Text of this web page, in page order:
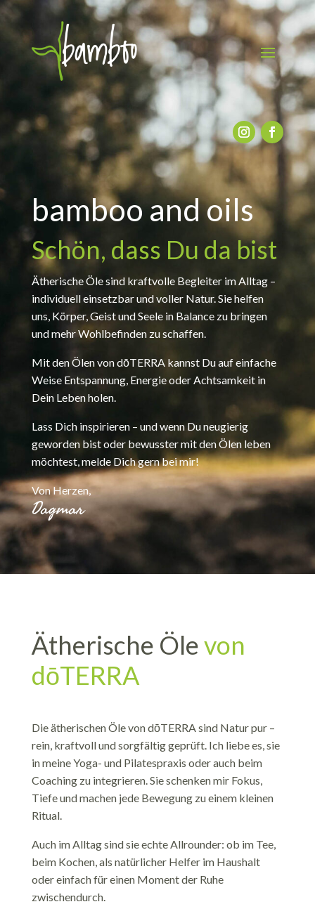
bamboo and oils
Schön, dass Du da bist
Ätherische Öle sind kraftvolle Begleiter im Alltag –
individuell einsetzbar und voller Natur. Sie helfen
uns, Körper, Geist und Seele in Balance zu bringen
und mehr Wohlbefinden zu schaffen.
Mit den Ölen von dōTERRA kannst Du auf einfache
Weise Entspannung, Energie oder Achtsamkeit in
Dein Leben holen.
Lass Dich inspirieren – und wenn Du neugierig
geworden bist oder bewusster mit den Ölen leben
möchtest, melde Dich gern bei mir!
Von Herzen,
Dagmar
Ätherische Ölevon
dōTERRA
Die ätherischen Öle von dōTERRA sind Natur pur –
rein, kraftvoll und sorgfältig geprüft. Ich liebe es, sie
in meine Yoga- und Pilatespraxis oder auch beim
Coaching zu integrieren. Sie schenken mir Fokus,
Tiefe und machen jede Bewegung zu einem kleinen
Ritual.
Auch im Alltag sind sie echte Allrounder: ob im Tee,
beim Kochen, als natürlicher Helfer im Haushalt
oder einfach für einen Moment der Ruhe
zwischendurch.